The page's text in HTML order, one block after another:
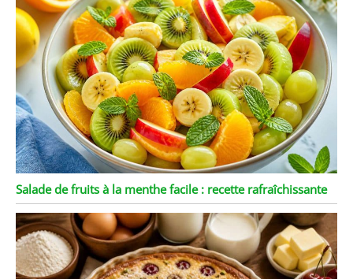
Salade de fruits à la menthe facile : recette rafraîchissante